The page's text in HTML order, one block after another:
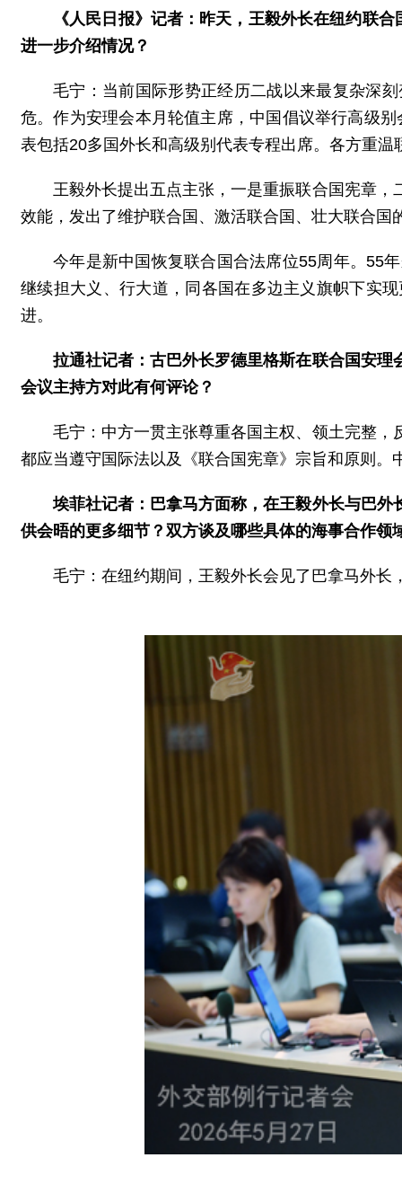
《人民日报》记者：昨天，王毅外长在纽约联
进一步介绍情况？
毛宁：当前国际形势正经历二战以来最复杂深
危。作为安理会本月轮值主席，中国倡议举行高级
表包括20多国外长和高级别代表专程出席。各方重
王毅外长提出五点主张，一是重振联合国宪章
效能，发出了维护联合国、激活联合国、壮大联合
今年是新中国恢复联合国合法席位55周年。55
继续担大义、行大道，同各国在多边主义旗帜下实
进。
拉通社记者：古巴外长罗德里格斯在联合国安
会议主持方对此有何评论？
毛宁：中方一贯主张尊重各国主权、领土完整
都应当遵守国际法以及《联合国宪章》宗旨和原则
埃菲社记者：巴拿马方面称，在王毅外长与巴
供会晤的更多细节？双方谈及哪些具体的海事合作领
毛宁：在纽约期间，王毅外长会见了巴拿马外